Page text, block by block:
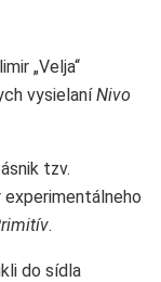
„Velja“
vysielaníNivo
tzv.
experimentálneho
.
do sídla